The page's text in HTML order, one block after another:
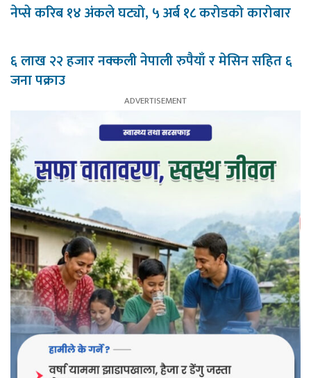
नेप्से करिब १४ अंकले घट्यो, ५ अर्ब १८ करोडको कारोबार
६ लाख २२ हजार नक्कली नेपाली रुपैयाँ र मेसिन सहित ६
जना पक्राउ